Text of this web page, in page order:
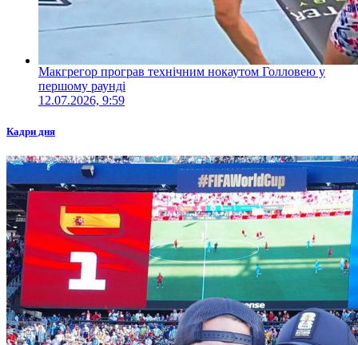
Макгрегор програв технічним нокаутом Голловею у
першому раунді
12.07.2026, 9:59
Кадри дня